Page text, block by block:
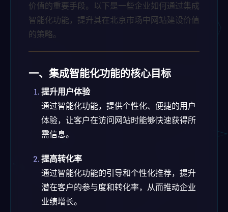
价值的重要手段。以下是一些企业如何通过集成
智能化功能，提升其在北京市场中网站建设价值
的策略。
一、集成智能化功能的核心目标
提升用户体验
通过智能化功能，提供个性化、便捷的用户
体验，让客户在访问网站时能够快速获得所
需信息。
提高转化率
通过智能化功能的引导和个性化推荐，提升
潜在客户的参与度和转化率，从而推动企业
业绩增长。